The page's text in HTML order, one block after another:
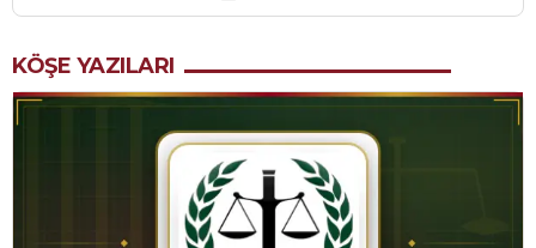
KÖŞE YAZILARI